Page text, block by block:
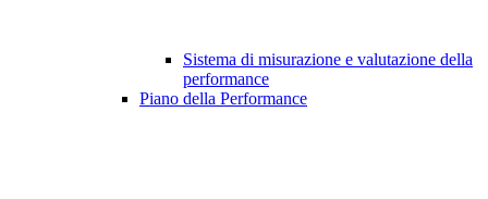
Sistema di misurazione e valutazione della
performance
Piano della Performance